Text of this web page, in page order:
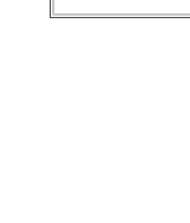
USUARIOS